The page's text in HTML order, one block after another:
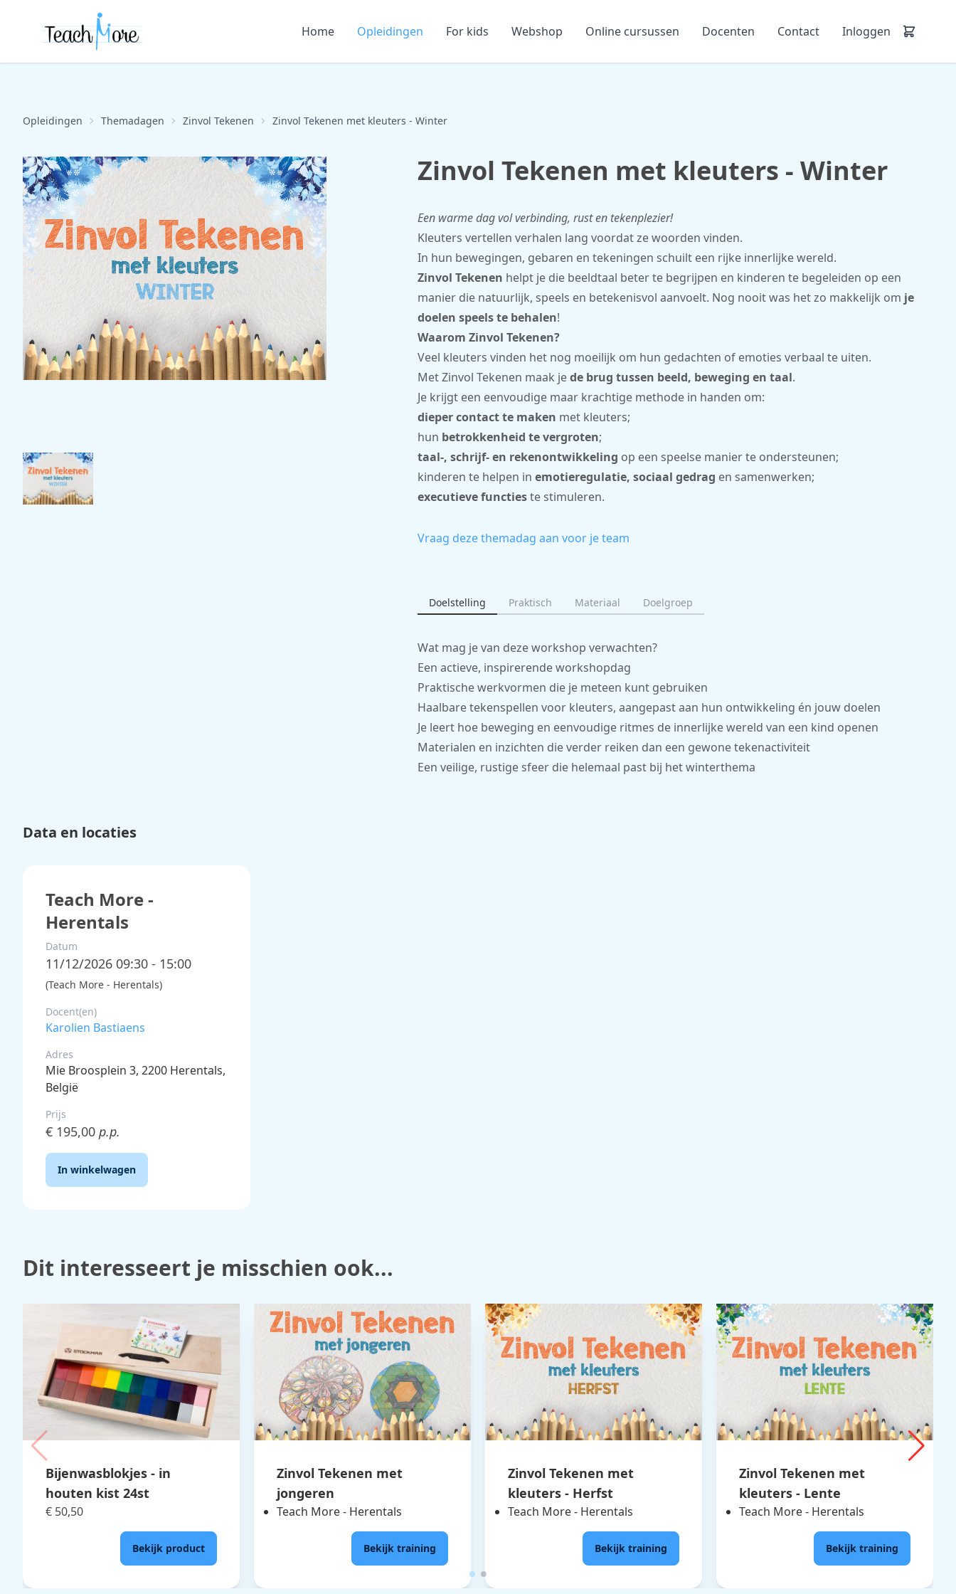
Home Opleidingen For kids Webshop Online cursussen Docenten Contact Inloggen
Opleidingen Themadagen Zinvol Tekenen Zinvol Tekenen met kleuters - Winter
Zinvol Tekenen met kleuters - Winter
Een warme dag vol verbinding, rust en tekenplezier!
Kleuters vertellen verhalen lang voordat ze woorden vinden.
In hun bewegingen, gebaren en tekeningen schuilt een rijke innerlijke wereld.
Zinvol Tekenen helpt je die beeldtaal beter te begrijpen en kinderen te begeleiden op een
manier die natuurlijk, speels en betekenisvol aanvoelt. Nog nooit was het zo makkelijk om je
doelen speels te behalen!
Waarom Zinvol Tekenen?
Veel kleuters vinden het nog moeilijk om hun gedachten of emoties verbaal te uiten.
Met Zinvol Tekenen maak jede brug tussen beeld, beweging en taal.
Je krijgt een eenvoudige maar krachtige methode in handen om:
dieper contact te maken met kleuters;
hun betrokkenheid te vergroten;
taal-, schrijf- en rekenontwikkeling op een speelse manier te ondersteunen;
kinderen te helpen in emotieregulatie, sociaal gedrag en samenwerken;
executieve functieste stimuleren.
Vraag deze themadag aan voor je team
Doelstelling Praktisch Materiaal Doelgroep
Wat mag je van deze workshop verwachten?
Een actieve, inspirerende workshopdag
Praktische werkvormen die je meteen kunt gebruiken
Haalbare tekenspellen voor kleuters, aangepast aan hun ontwikkeling én jouw doelen
Je leert hoe beweging en eenvoudige ritmes de innerlijke wereld van een kind openen
Materialen en inzichten die verder reiken dan een gewone tekenactiviteit
Een veilige, rustige sfeer die helemaal past bij het winterthema
Data en locaties
Teach More -
Herentals
Datum
11/12/2026 09:30 - 15:00
(Teach More - Herentals)
Docent(en)
Karolien Bastiaens
Adres
Mie Broosplein 3, 2200 Herentals,
België
Prijs
€ 195,00 p.p.
In winkelwagen
Dit interesseert je misschien ook...
Bijenwasblokjes - in
houten kist 24st
€ 50,50
Bekijk product
Zinvol Tekenen met
jongeren
Teach More - Herentals
Bekijk training
Zinvol Tekenen met
kleuters - Herfst
Teach More - Herentals
Bekijk training
Zinvol Tekenen met
kleuters - Lente
Teach More - Herentals
Bekijk training